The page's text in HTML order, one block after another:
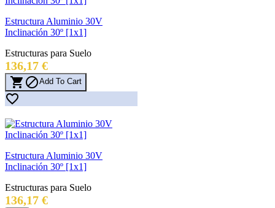
Estructura Aluminio 30V
Inclinación 30º [1x1]
Estructuras para Suelo
136,17 €Precio
 Add To Cart

Estructura Aluminio 30V
Inclinación 30º [1x1]
Estructuras para Suelo
136,17 €Precio